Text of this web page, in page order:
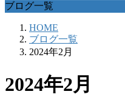
ブログ一覧
HOME
ブログ一覧
2024年2月
2024年2月